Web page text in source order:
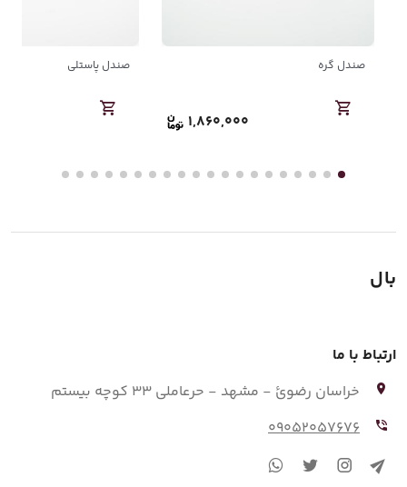
صندل گره
1,860,000
صندل پاستلی
بال
ارتباط با ما
خراسان رضوئ - مشهد - حرعاملی 33 کوچه بیستم
09052057676